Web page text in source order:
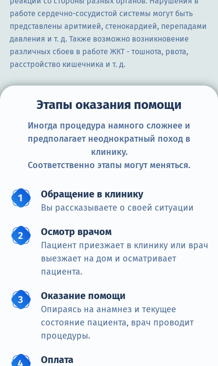
работе сердечно-сосудистой системы могут быть
представлены аритмией, стенокардией, перепадами
давления и т. д. Также возможно возникновение
различных сбоев в работе ЖКТ - тошнота, рвота,
расстройство кишечника и т. д.
Этапы оказания помощи
Иногда процедура намного сложнее и
предполагает неоднократный поход в
клинику.
Соответственно этапы могут меняться.
Обращение в клинику
Вы рассказываете о своей ситуации
Осмотр врачом
Пациент приезжает в клинику или врач
выезжает на дом и осматривает
пациента.
Оказание помощи
Опираясь на анамнез и текущее
состояние пациента, врач проводит
процедуры.
Оплата